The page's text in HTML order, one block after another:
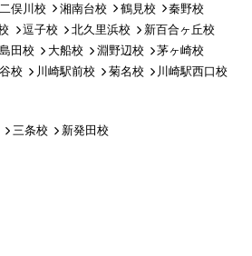
二俣川校 湘南台校 鶴見校
秦野校
逗子校 北久里浜校
新百合ヶ丘校
田校 大船校 淵野辺校
茅ヶ崎校
校 川崎駅前校 菊名校 川崎駅西口校
三条校 新発田校